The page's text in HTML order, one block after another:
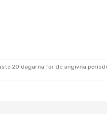
20 dagarna för de angivna